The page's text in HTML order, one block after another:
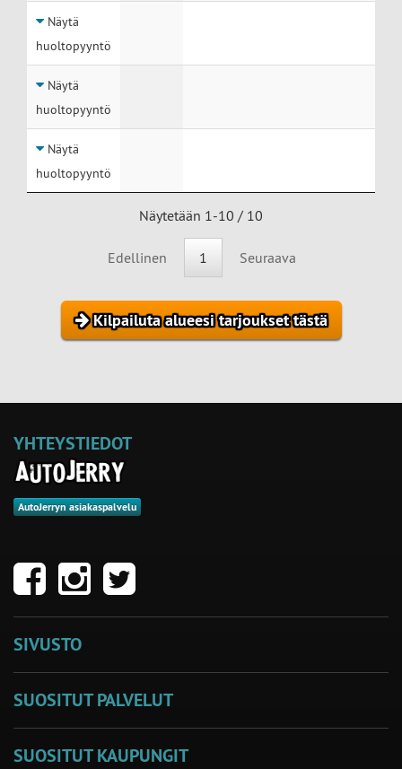
Näytä
huoltopyyntö
Näytä
huoltopyyntö
Näytä
huoltopyyntö
Näytetään 1-10 / 10
Edellinen 1 Seuraava
Kilpailuta alueesi tarjoukset tästä
YHTEYSTIEDOT
AutoJerryn asiakaspalvelu
SIVUSTO
SUOSITUT PALVELUT
SUOSITUT KAUPUNGIT